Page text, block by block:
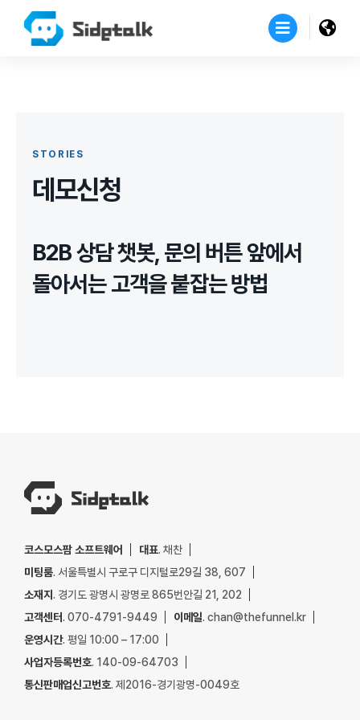
STORIES
데모신청
B2B 상담 챗봇, 문의 버튼 앞에서
돌아서는 고객을 붙잡는 방법
코스모스팜 소프트웨어 대표. 채찬
미팅룸. 서울특별시 구로구 디지털로29길 38, 607
소재지. 경기도 광명시 광명로 865번안길 21, 202
고객센터. 070-4791-9449 이메일. chan@thefunnel.kr
운영시간. 평일 10:00 – 17:00
사업자등록번호. 140-09-64703
통신판매업신고번호. 제2016-경기광명-0049호